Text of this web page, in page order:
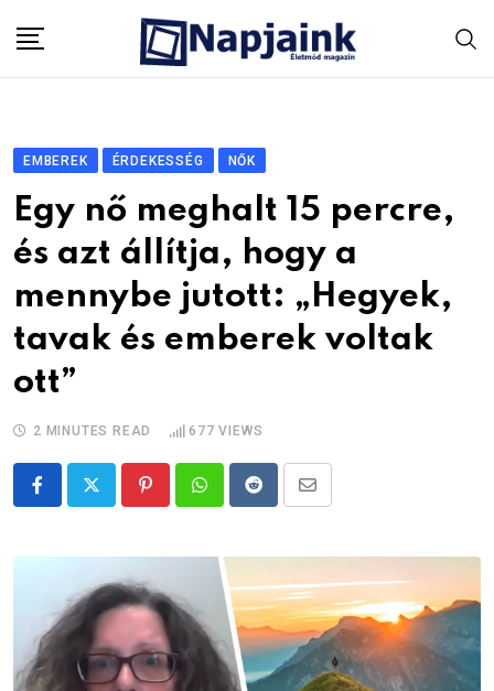
EMBEREK ÉRDEKESSÉG NŐK
Egy nő meghalt 15 percre,
és azt állítja, hogy a
mennybe jutott: „Hegyek,
tavak és emberek voltak
ott”
2 MINUTES READ 677 VIEWS
PinterestWhatsappRedditShare
Email